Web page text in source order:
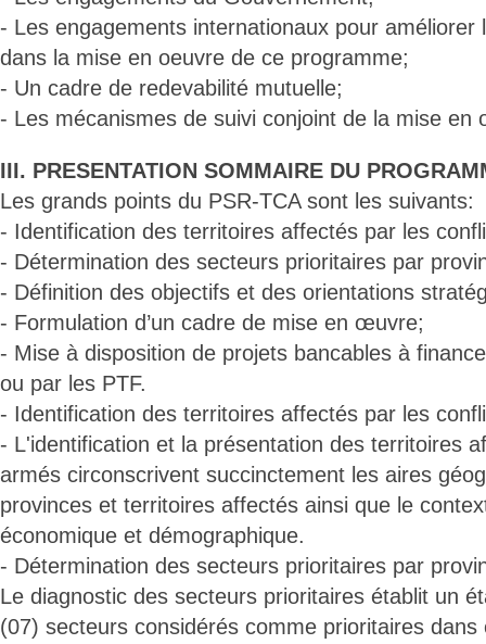
- Les engagements internationaux pour améliorer
dans la mise en oeuvre de ce programme;
- Un cadre de redevabilité mutuelle;
- Les mécanismes de suivi conjoint de la mise en
III. PRESENTATION SOMMAIRE DU
Les grands points du PSR-TCA sont les suivants:
- Identification des territoires affectés par les
- Détermination des secteurs prioritaires par
- Définition des objectifs et des orientations
- Formulation d’un cadre de mise en œuvre;
- Mise à disposition de projets bancables à
ou par les PTF.
- Identification des territoires affectés par les
- L'identification et la présentation des territoires
armés circonscrivent succinctement les aires
provinces et territoires affectés ainsi que le
économique et démographique.
- Détermination des secteurs prioritaires par
Le diagnostic des secteurs prioritaires établit un
(07) secteurs considérés comme prioritaires dans